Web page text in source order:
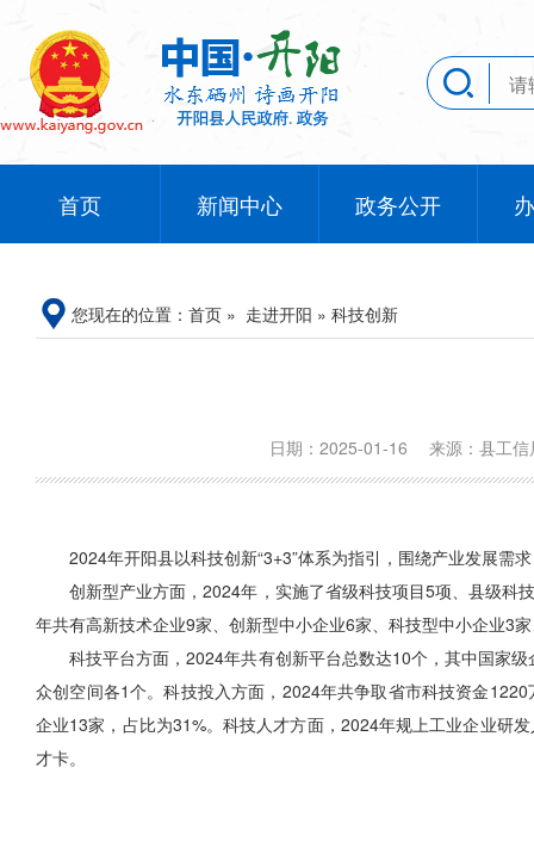
首页 新闻中心 政务公开
您现在的位置： 首页 » 走进开阳 » 科技创新
日期：2025-01-16 来源：县工
2024年开阳县以科技创新“3+3”体系为指引，围绕产业发展需
创新型产业方面，2024年，实施了省级科技项目5项、县级科
年共有高新技术企业9家、创新型中小企业6家、科技型中小企业3
科技平台方面，2024年共有创新平台总数达10个，其中国家
众创空间各1个。科技投入方面，2024年共争取省市科技资金
企业13家，占比为31%。科技人才方面，2024年规上工业企业研
才卡。